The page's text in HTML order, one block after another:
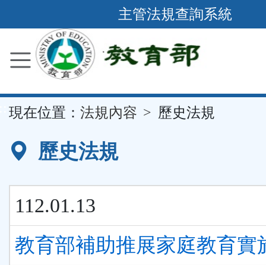
到
要
容
區
主管法規查詢系統
現在位置： 法規內容 歷史法規
歷史法規
112.01.13
教育部補助推展家庭教育實